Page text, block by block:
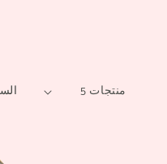
5 منتجات